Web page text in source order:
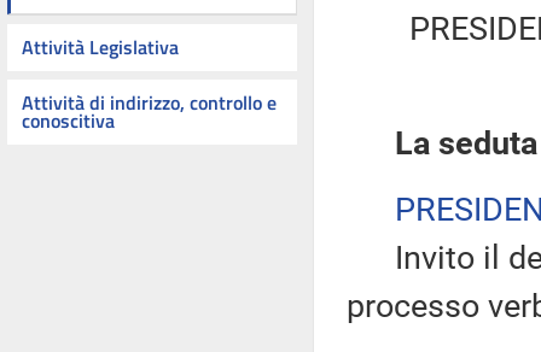
Attività Legislativa
Attività di indirizzo, controllo e
conoscitiva
La
Invito il
processo